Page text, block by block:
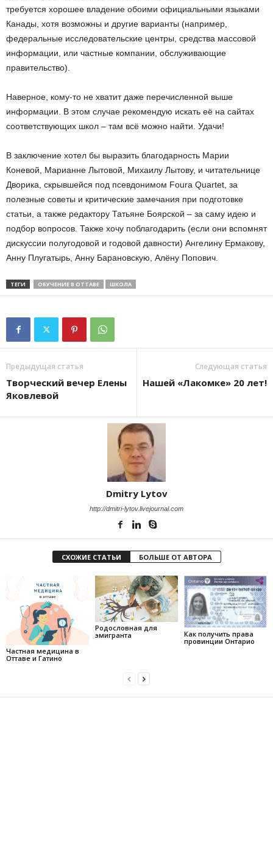
требуется хорошее владение обоими официальными языками
Канады, хотя возможны и другие варианты (например,
федеральные исследовательские центры, средства массовой
информации, или частные компании, обслуживающие
правительство).
Наверное, кому-то не хватит даже перечисленной выше
информации. В этом случае рекомендую искать её на сайтах
соответствующих школ – там всё можно найти. Удачи!
В заключение хотел бы выразить благодарность Марии
Коневой, Марианне Лытовой, Михаилу Лытову, и читательнице
Дворика, скрывшейся под псевдонимом Foura Quartet, за
полезные советы и критические замечания при подготовке
статьи, а также редактору Татьяне Боярской – за саму идею и
подбор вопросов. Также хочу поблагодарить (если они вспомнят
дискуссии полугодовой и годовой давности) Ангелину Ермакову,
Анну Плугатырь, Анну Барановскую, Алёну Попович.
ТЕГИ ОБУЧЕНИЕ В ОТТАВЕ ШКОЛА
Предыдущая статья
Творческий вечер Елены
Яковлевой
Следующая статья
Нашей «Лакомке» 20 лет!
Dmitry Lytov
http://dmitri-lytov.livejournal.com
СХОЖИЕ СТАТЬИ БОЛЬШЕ ОТ АВТОРА
Частная медицина в
Оттаве и Гатино
Родословная для
эмигранта
Как получить права
провинции Онтарио